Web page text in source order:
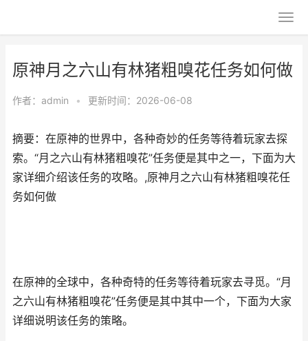
原神月之六山有林猪粗嗅花任务如何做
作者： admin • 更新时间：2026-06-08
摘要：在原神的世界中，各种奇妙的任务等待着玩家去探
索。“月之六山有林猪粗嗅花”任务便是其中之一，下面为大
家详细介绍该任务的攻略。,原神月之六山有林猪粗嗅花任
务如何做
在原神的全球中，各种奇特的任务等待着玩家去寻觅。“月
之六山有林猪粗嗅花”任务便是其中其中一个，下面为大家
详细说明该任务的策略。